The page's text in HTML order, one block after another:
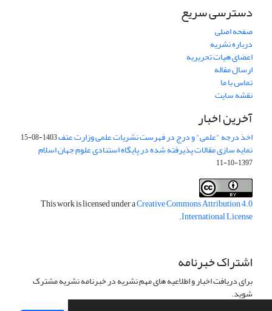
دسترسی سریع
صفحه اصلی
درباره نشریه
اعضای هیات تحریریه
ارسال مقاله
تماس با ما
نقشه سایت
آخرین اخبار
اخذ درجه "علمی" و درج در فهرست نشریات علمی وزارت عتف1403-08-15
نمایه سازی مقالات پذیرفته شده در پایگاه استنادی علوم جهان اسلام
1397-10-11
This work is licensed under aCreative Commons Attribution 4.0
International License
.
اشتراک خبرنامه
برای دریافت اخبار و اطلاعیه های مهم نشریه در خبرنامه نشریه مشترک
شوید.